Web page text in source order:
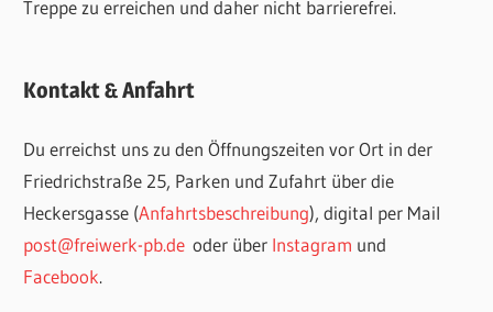
Treppe zu erreichen und daher nicht barrierefrei.
Kontakt & Anfahrt
Du erreichst uns zu den Öffnungszeiten vor Ort in der
Friedrichstraße 25, Parken und Zufahrt über die
Heckersgasse (Anfahrtsbeschreibung), digital per Mail
post@freiwerk-pb.de oder über Instagram und
Facebook.